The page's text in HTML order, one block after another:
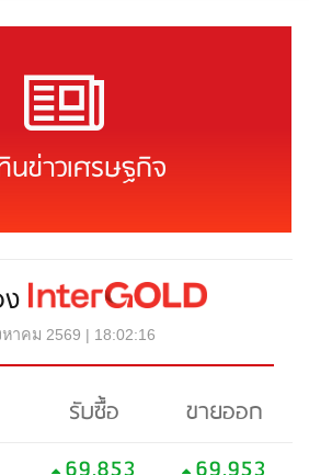
ข่าวเศรษฐกิจ
ง
าคม 2569 | 18:02:16
รับซื้อ
ขายออก